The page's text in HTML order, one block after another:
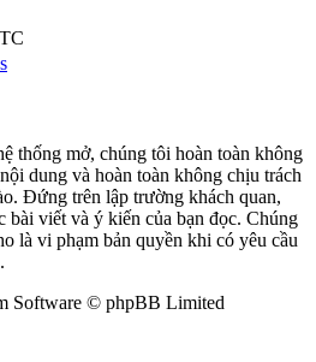
thống mở, chúng tôi hoàn toàn không
dung và hoàn toàn không chịu trách
Đứng trên lập trường khách quan,
bài viết và ý kiến của bạn đọc. Chúng
là vi phạm bản quyền khi có yêu cầu
Software © phpBB Limited